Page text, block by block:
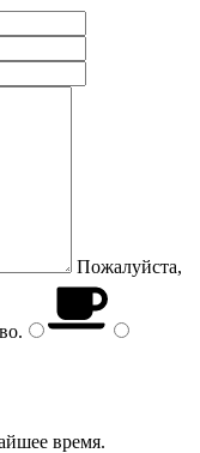
Пожалуйста,
.
время.